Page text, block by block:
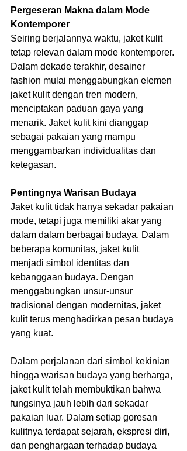
Pergeseran Makna dalam Mode
Kontemporer
Seiring berjalannya waktu, jaket kulit
tetap relevan dalam mode kontemporer.
Dalam dekade terakhir, desainer
fashion mulai menggabungkan elemen
jaket kulit dengan tren modern,
menciptakan paduan gaya yang
menarik. Jaket kulit kini dianggap
sebagai pakaian yang mampu
menggambarkan individualitas dan
ketegasan.
Pentingnya Warisan Budaya
Jaket kulit tidak hanya sekadar pakaian
mode, tetapi juga memiliki akar yang
dalam dalam berbagai budaya. Dalam
beberapa komunitas, jaket kulit
menjadi simbol identitas dan
kebanggaan budaya. Dengan
menggabungkan unsur-unsur
tradisional dengan modernitas, jaket
kulit terus menghadirkan pesan budaya
yang kuat.
Dalam perjalanan dari simbol kekinian
hingga warisan budaya yang berharga,
jaket kulit telah membuktikan bahwa
fungsinya jauh lebih dari sekadar
pakaian luar. Dalam setiap goresan
kulitnya terdapat sejarah, ekspresi diri,
dan penghargaan terhadap budaya